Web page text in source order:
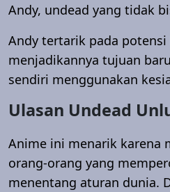
Andy, undead yang tidak
Andy tertarik pada potensi
menjadikannya tujuan
sendiri menggunakan
Ulasan Undead
Anime ini menarik karena
orang-orang yang
menentang aturan dunia.